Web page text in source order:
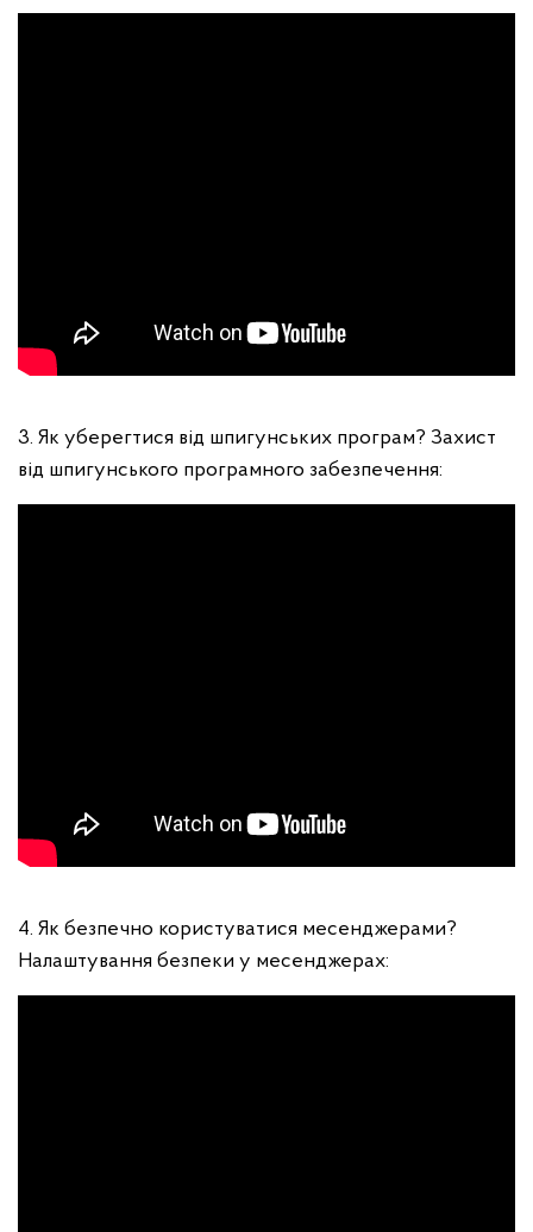
3. Як уберегтися від шпигунських програм? Захист
від шпигунського програмного забезпечення:
4. Як безпечно користуватися месенджерами?
Налаштування безпеки у месенджерах: